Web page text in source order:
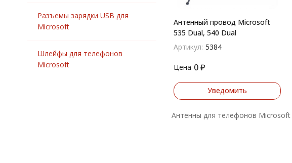
Антенный провод Microsoft
535 Dual, 540 Dual
Артикул: 5384
Цена 0 ₽
Уведомить
Антенны для телефонов Microsoft
Разъемы зарядки USB для
Microsoft
Шлейфы для телефонов
Microsoft